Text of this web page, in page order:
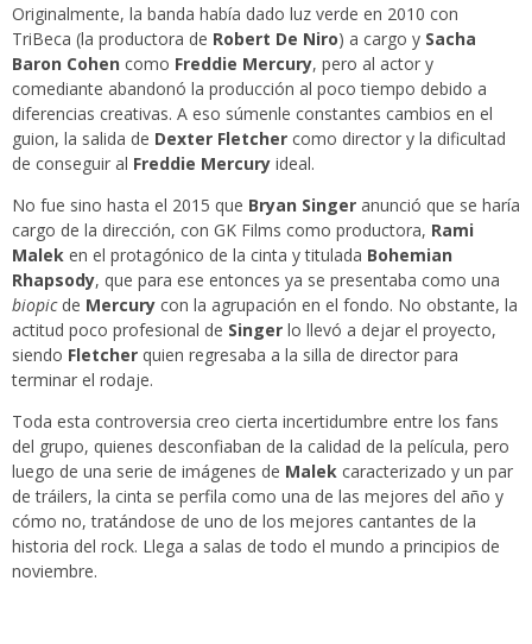
Originalmente, la banda había dado luz verde en 2010 con
TriBeca (la productora de Robert De Niro) a cargo y Sacha
Baron Cohen como Freddie Mercury, pero al actor y
comediante abandonó la producción al poco tiempo debido a
diferencias creativas. A eso súmenle constantes cambios en el
guion, la salida de Dexter Fletcher como director y la dificultad
de conseguir al Freddie Mercury ideal.
No fue sino hasta el 2015 que Bryan Singer anunció que se haría
cargo de la dirección, con GK Films como productora, Rami
Malek en el protagónico de la cinta y titulada Bohemian
Rhapsody, que para ese entonces ya se presentaba como una
biopicde Mercury con la agrupación en el fondo. No obstante, la
actitud poco profesional de Singer lo llevó a dejar el proyecto,
siendo Fletcher quien regresaba a la silla de director para
terminar el rodaje.
Toda esta controversia creo cierta incertidumbre entre los fans
del grupo, quienes desconfiaban de la calidad de la película, pero
luego de una serie de imágenes de Malek caracterizado y un par
de tráilers, la cinta se perfila como una de las mejores del año y
cómo no, tratándose de uno de los mejores cantantes de la
historia del rock. Llega a salas de todo el mundo a principios de
noviembre.